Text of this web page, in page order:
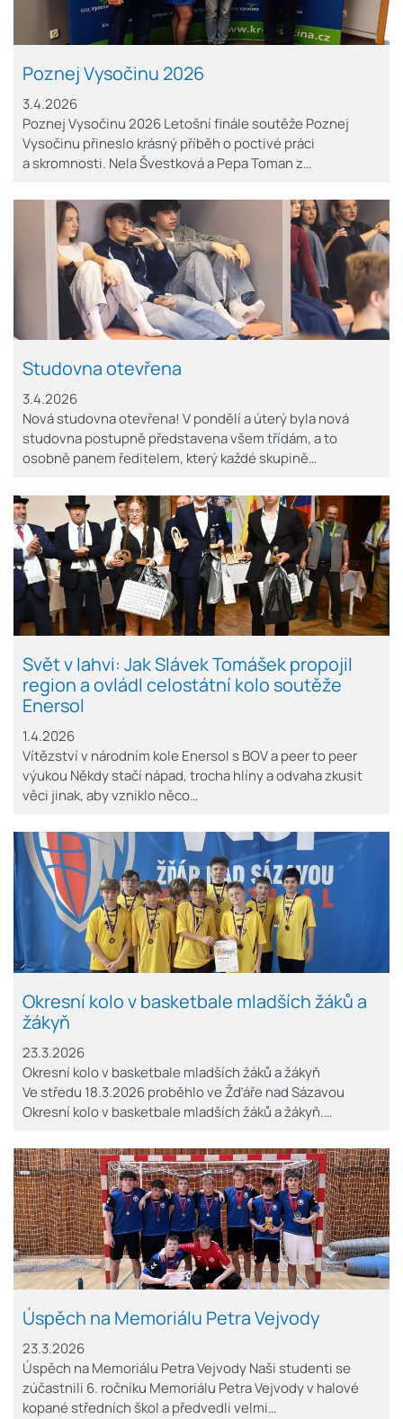
3.4.2026
Poznej Vysočinu 2026
Poznej Vysočinu 2026 Letošní finále soutěže Poznej
Vysočinu přineslo krásný příběh o poctivé práci
a skromnosti. Nela Švestková a Pepa Toman z…
3.4.2026
Studovna otevřena
Nová studovna otevřena! V pondělí a úterý byla nová
studovna postupně představena všem třídám, a to
osobně panem ředitelem, který každé skupině…
1.4.2026
Svět v lahvi: Jak Slávek Tomášek propojil
region a ovládl celostátní kolo soutěže
Enersol
Vítězství v národním kole Enersol s BOV a peer to peer
výukou Někdy stačí nápad, trocha hlíny a odvaha zkusit
věci jinak, aby vzniklo něco…
23.3.2026
Okresní kolo v basketbale mladších žáků a
žákyň
Okresní kolo v basketbale mladších žáků a žákyň
Ve středu 18.3.2026 proběhlo ve Žďáře nad Sázavou
Okresní kolo v basketbale mladších žáků a žákyň.…
23.3.2026
Úspěch na Memoriálu Petra Vejvody
Úspěch na Memoriálu Petra Vejvody Naši studenti se
zúčastnili 6. ročníku Memoriálu Petra Vejvody v halové
kopané středních škol a předvedli velmi…